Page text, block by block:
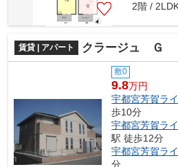
2階 /
賃貸 | アパート クラージュ Ｇ
敷0
9.8万円
宇都宮芳賀ラ
歩10分
宇都宮芳賀ラ
駅 徒歩12分
宇都宮芳賀ラ
分